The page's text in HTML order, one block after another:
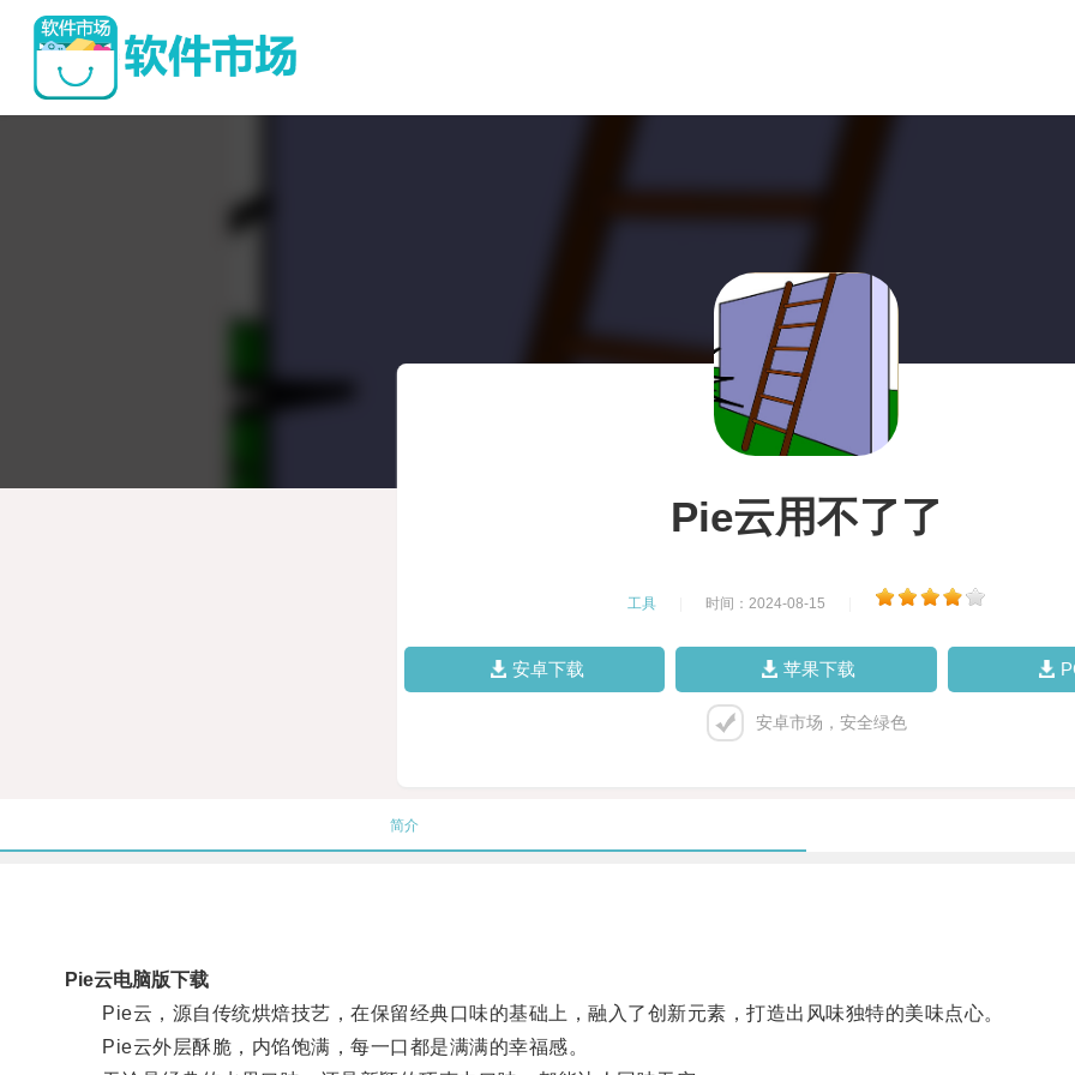
Pie云用不了了
工具 时间：2024-08-15
安卓下载 苹果下载
安卓市场，安全绿色
简介
Pie云电脑版下载
Pie云，源自传统烘焙技艺，在保留经典口味的基础上，融入了创新元素，打造出风味独特的美味点心。
Pie云外层酥脆，内馅饱满，每一口都是满满的幸福感。